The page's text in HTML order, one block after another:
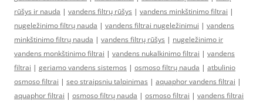
rūšys ir nauda | vandens filtrų rūšys | vandens minkštinimo filtrai |
nugeležinimo filtrų nauda | vandens filtrai nugeležinimui | vandens
minkštinimo filtrų nauda | vandens filtrų rūšys | nugeležinimo ir
vandens monkštinimo filtrai | vandens nukalkinimo filtrai | vandens
filtrai | geriamo vandens sistemos | osmoso filtrų nauda | atbulinio
osmoso filtrai | seo straipsniu talpinimas | aquaphor vandens filtrai |
aquaphor filtrai | osmoso filtrų nauda | osmoso filtrai | vandens filtrai